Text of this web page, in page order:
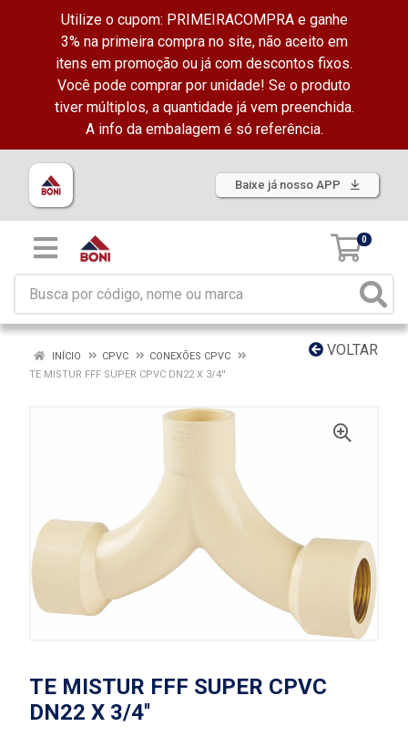
Utilize o cupom: PRIMEIRACOMPRA e ganhe
3% na primeira compra no site, não aceito em
itens em promoção ou já com descontos fixos.
Você pode comprar por unidade! Se o produto
tiver múltiplos, a quantidade já vem preenchida.
A info da embalagem é só referência.
Baixe já nosso APP
0
VOLTAR
INÍCIO CPVC
CONEXÕES CPVC
TE MISTUR FFF SUPER CPVC DN22 X 3/4''
TE MISTUR FFF SUPER CPVC
DN22 X 3/4''